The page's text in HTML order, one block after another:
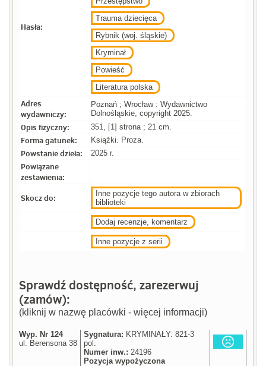
Hasła:
Trauma dziecięca
Rybnik (woj. śląskie)
Kryminał
Powieść
Literatura polska
Adres
wydawniczy:
Poznań ; Wrocław : Wydawnictwo
Dolnośląskie, copyright 2025.
Opis fizyczny: 351, [1] strona ; 21 cm.
Forma gatunek: Książki. Proza.
Powstanie dzieła: 2025 r.
Powiązane
zestawienia:
Skocz do:
Inne pozycje tego autora w zbiorach
biblioteki
Dodaj recenzje, komentarz
Inne pozycje z serii
Sprawdź dostępność, zarezerwuj
(zamów):
(kliknij w nazwę placówki - więcej informacji)
Wyp. Nr 124
ul. Berensona 38
Sygnatura: KRYMINAŁY: 821-3
pol.
Numer inw.: 24196
Pozycja wypożyczona